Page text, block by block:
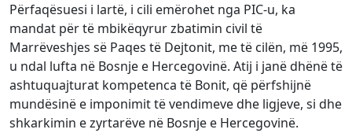
Përfaqësuesi i lartë, i cili emërohet nga PIC-u, ka
mandat për të mbikëqyrur zbatimin civil të
Marrëveshjes së Paqes të Dejtonit, me të cilën, më 1995,
u ndal lufta në Bosnje e Hercegovinë. Atij i janë dhënë të
ashtuquajturat kompetenca të Bonit, që përfshijnë
mundësinë e imponimit të vendimeve dhe ligjeve, si dhe
shkarkimin e zyrtarëve në Bosnje e Hercegovinë.